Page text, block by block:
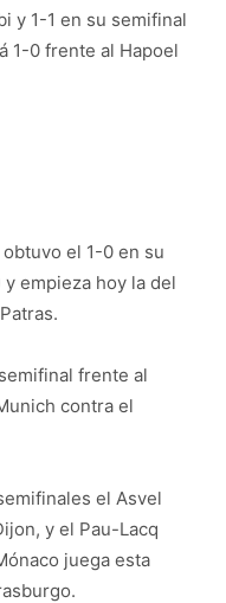
y 1-1 en su semifinal
1-0 frente al Hapoel
el 1-0 en su
empieza hoy la del
frente al
contra el
el Asvel
y el Pau-Lacq
juega esta